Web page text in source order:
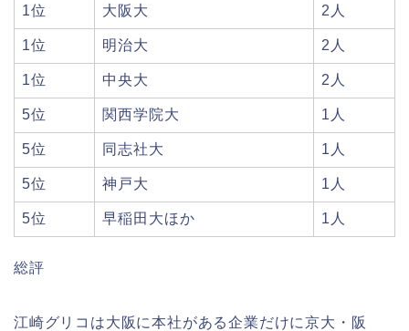
1位 大阪大 2人
1位 明治大 2人
1位 中央大 2人
5位 関西学院大 1人
5位 同志社大 1人
5位 神戸大 1人
5位 早稲田大ほか 1人
総評
江崎グリコは大阪に本社がある企業だけに京大・阪